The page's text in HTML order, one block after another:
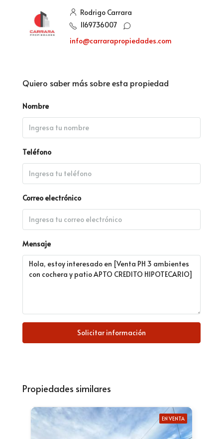
Rodrigo Carrara
1169736007
info@carrarapropiedades.com
Quiero saber más sobre esta propiedad
Nombre
Teléfono
Correo electrónico
Mensaje
Solicitar información
Propiedades similares
EN VENTA